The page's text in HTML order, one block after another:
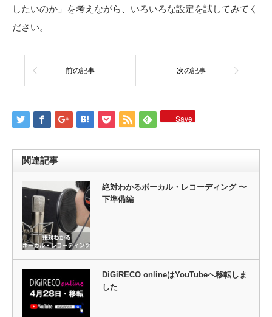
したいのか」を考えながら、いろいろな設定を試してみてく
ださい。
前の記事 次の記事
Save
関連記事
絶対わかるボーカル・レコーディング 〜
下準備編
DiGiRECO onlineはYouTubeへ移転しま
した